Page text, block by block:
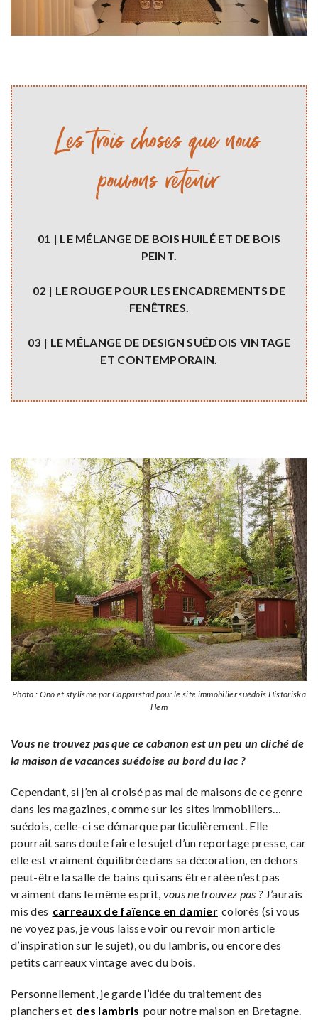
Les trois choses que nous
pouvons retenir
01 | LE MÉLANGE DE BOIS HUILÉ ET DE BOIS
PEINT.
02 | LE ROUGE POUR LES ENCADREMENTS DE
FENÊTRES.
03 | LE MÉLANGE DE DESIGN SUÉDOIS VINTAGE
ET CONTEMPORAIN.
Photo : Ono et stylisme par Copparstad pour le site immobilier suédois Historiska
Hem
Vous ne trouvez pas que ce cabanon est un peu un cliché de
la maison de vacances suédoise au bord du lac ?
Cependant, si j’en ai croisé pas mal de maisons de ce genre
dans les magazines, comme sur les sites immobiliers…
suédois, celle-ci se démarque particulièrement. Elle
pourrait sans doute faire le sujet d’un reportage presse, car
elle est vraiment équilibrée dans sa décoration, en dehors
peut-être la salle de bains qui sans être ratée n’est pas
vraiment dans le même esprit, vous ne trouvez pas ?J’aurais
mis des carreaux de faïence en damier colorés (si vous
ne voyez pas, je vous laisse voir ou revoir mon article
d’inspiration sur le sujet), ou du lambris, ou encore des
petits carreaux vintage avec du bois.
Personnellement, je garde l’idée du traitement des
planchers et des lambris pour notre maison en Bretagne.